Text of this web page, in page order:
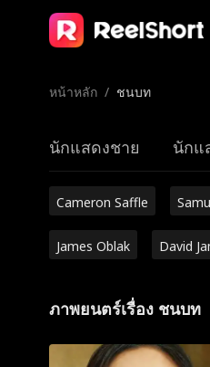
หน้าหลัก / ชนบท
นักแสดงชาย นักแ
Cameron Saffle
James Oblak David
ภาพยนตร์เรื่อง ชนบท